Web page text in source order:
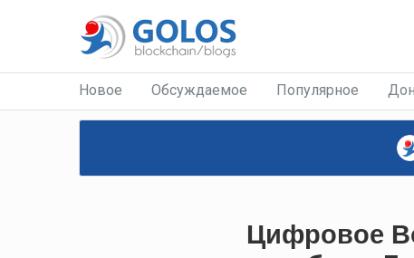
Новое Обсуждаемое Популярное
Цифровое